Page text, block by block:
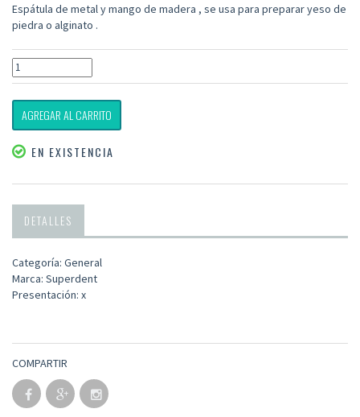
Espátula de metal y mango de madera , se usa para preparar yeso de
piedra o alginato .
AGREGAR AL CARRITO
EN EXISTENCIA
DETALLES
Categoría: General
Marca: Superdent
Presentación: x
COMPARTIR